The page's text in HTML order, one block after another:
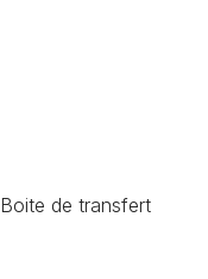
Boite de transfert